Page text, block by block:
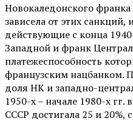
Новокаледонского
зависела от этих санкций,
действующие с конца
Западной и франк
платежеспособность
французским нацбанком.
доля НК и западно-
1950-х – начале 1980-х гг.
СССР достигала 25 и 20%,